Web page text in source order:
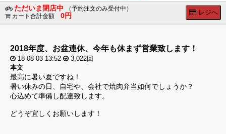
ログイン
会員登録
SNS
の
ア
カ
ウ
ン
ト
ロ
ただいま閉店中
（予約注文のみ受付中）
カート合計金額 0円 レジへ
2018年度、お盆連休、今年も休まず営業致します！
18-08-03 13:52
3,022回
本文
最高に暑い夏ですね！
暑い休みの日、自宅や、会社で焼肉弁当如何でしょうか？
心込めて準備し配達致します。
どうぞ宜しくお願いします！